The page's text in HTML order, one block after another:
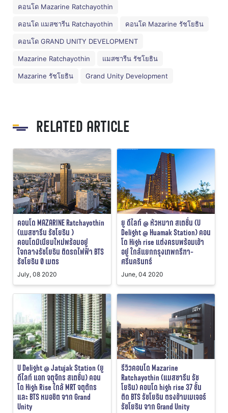
คอนโด Mazarine Ratchayothin
คอนโด แมสซารีน Ratchayothin คอนโด Mazarine รัชโยธิน
คอนโด GRAND UNITY DEVELOPMENT
Mazarine Ratchayothin แมสซารีน รัชโยธิน
Mazarine รัชโยธิน Grand Unity Development
RELATED ARTICLE
คอนโด MAZARINE Ratchayothin
(แมสซารีน รัชโยธิน )
คอนโดมิเนียมใหม่พร้อมอยู่
ใจกลางรัชโยธิน ติดรถไฟฟ้า BTS
รัชโยธิน 0 เมตร
July, 08 2020
ยู ดีไลท์ @ หัวหมาก สเตชั่น (U
Delight @ Huamak Station) คอน
โด High rise แต่งครบพร้อมเข้า
อยู่ ใกล้แยกกรุงเทพกรีฑา-
ศรีนครินทร์
June, 04 2020
U Delight @ Jatujak Station (ยู
ดีไลท์ แอท จตุจักร สเตชั่น) คอน
โด High Rise ใกล้ MRT จตุตักร
และ BTS หมอชิต จาก Grand
Unity
รีวิวคอนโด Mazarine
Ratchayothin (แมสซารีน รัช
โยธิน) คอนโด high rise 37 ชั้น
ติด BTS รัชโยธิน ตรงข้ามเมเจอร์
รัชโยธิน จาก Grand Unity